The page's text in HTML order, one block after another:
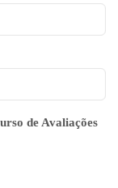
de Avaliações